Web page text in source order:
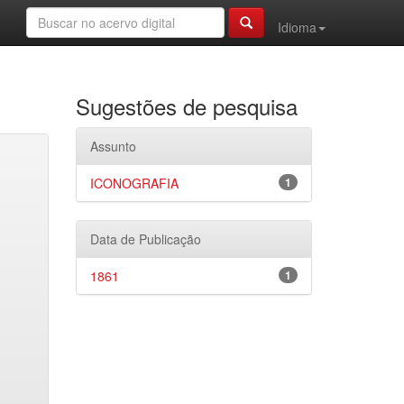
Idioma
Sugestões de pesquisa
Assunto
1
ICONOGRAFIA
Data de Publicação
1
1861